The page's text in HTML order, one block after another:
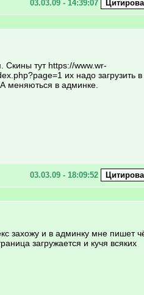
03.03.09 - 14:39:07
Скины тут https://www.wr-
их надо загрузить в
меняються в админке.
03.03.09 - 18:09:52
захожу и в админку мне пишет
загружается и кучя всяких